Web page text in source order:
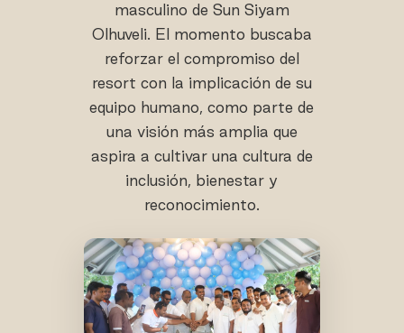
masculino de Sun Siyam
Olhuveli. El momento buscaba
reforzar el compromiso del
resort con la implicación de su
equipo humano, como parte de
una visión más amplia que
aspira a cultivar una cultura de
inclusión, bienestar y
reconocimiento.